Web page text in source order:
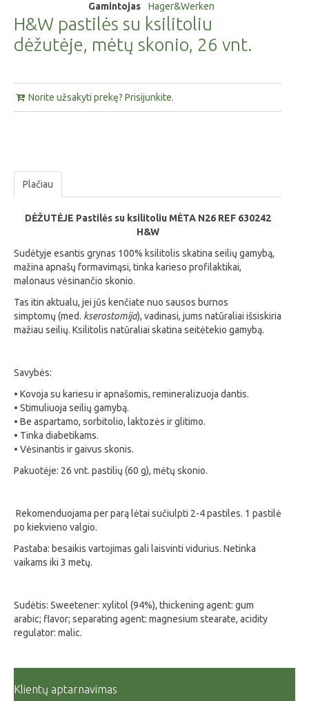
Gamintojas
Hager&Werken
H&W pastilės su ksilitoliu
dėžutėje, mėtų skonio, 26 vnt.
Norite užsakyti prekę? Prisijunkite.
Plačiau
DĖŽUTĖJE Pastilės su ksilitoliu MĖTA N26 REF 630242
H&W
Sudėtyje esantis grynas 100% ksilitolis skatina seilių gamybą,
mažina apnašų formavimąsi, tinka karieso profilaktikai,
malonaus vėsinančio skonio.
Tas itin aktualu, jei jūs kenčiate nuo sausos burnos
simptomų (med. kserostomija), vadinasi, jums natūraliai išsiskiria
mažiau seilių. Ksilitolis natūraliai skatina seitėtekio gamybą.
Savybės:
• Kovoja su kariesu ir apnašomis, remineralizuoja dantis.
• Stimuliuoja seilių gamybą.
• Be aspartamo, sorbitolio, laktozės ir glitimo.
• Tinka diabetikams.
• Vėsinantis ir gaivus skonis.
Pakuotėje: 26 vnt. pastilių (60 g), mėtų skonio.
Rekomenduojama per parą lėtai sučiulpti 2-4 pastiles. 1 pastilė
po kiekvieno valgio.
Pastaba: besaikis vartojimas gali laisvinti vidurius. Netinka
vaikams iki 3 metų.
Sudėtis: Sweetener: xylitol (94%), thickening agent: gum
arabic; flavor; separating agent: magnesium stearate, acidity
regulator: malic.
Klientų aptarnavimas